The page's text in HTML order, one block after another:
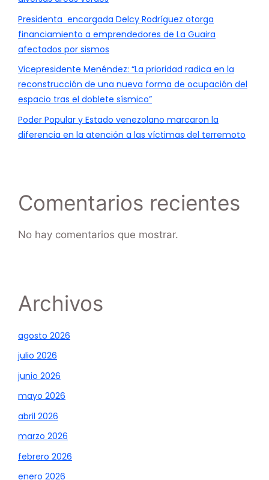
Presidenta encargada Delcy Rodríguez otorga
financiamiento a emprendedores de La Guaira
afectados por sismos
Vicepresidente Menéndez: “La prioridad radica en la
reconstrucción de una nueva forma de ocupación del
espacio tras el doblete sísmico”
Poder Popular y Estado venezolano marcaron la
diferencia en la atención a las víctimas del terremoto
Comentarios recientes
No hay comentarios que mostrar.
Archivos
agosto 2026
julio 2026
junio 2026
mayo 2026
abril 2026
marzo 2026
febrero 2026
enero 2026